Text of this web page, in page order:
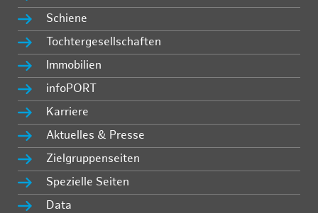
Schiene
Tochtergesellschaften
Immobilien
infoPORT
Karriere
Aktuelles & Presse
Zielgruppenseiten
Spezielle Seiten
Data